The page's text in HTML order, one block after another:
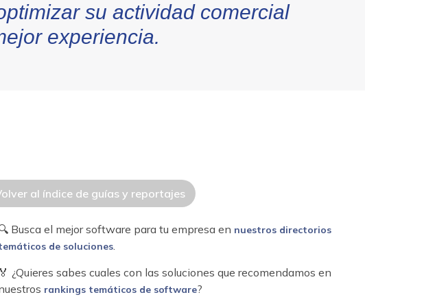
su actividad comercial
experiencia.
al índice de guías y reportajes
Busca el mejor software para tu empresa en nuestros directorios
de soluciones.
🏅 ¿Quieres sabes cuales con las soluciones que recomendamos en
rankings temáticos de software?